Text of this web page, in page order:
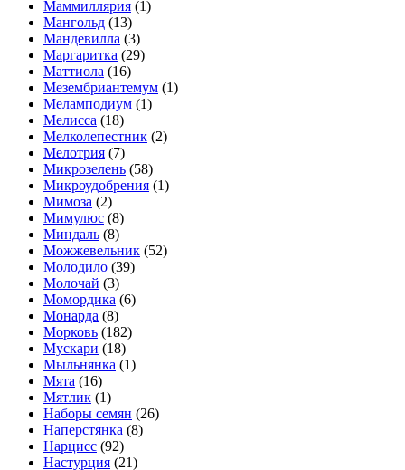
Маммиллярия (1)
Мангольд (13)
Мандевилла (3)
Маргаритка (29)
Маттиола (16)
Мезембриантемум (1)
Меламподиум (1)
Мелисса (18)
Мелколепестник (2)
Мелотрия (7)
Микрозелень (58)
Микроудобрения (1)
Мимоза (2)
Мимулюс (8)
Миндаль (8)
Можжевельник (52)
Молодило (39)
Молочай (3)
Момордика (6)
Монарда (8)
Морковь (182)
Мускари (18)
Мыльнянка (1)
Мята (16)
Мятлик (1)
Наборы семян (26)
Наперстянка (8)
Нарцисс (92)
Настурция (21)